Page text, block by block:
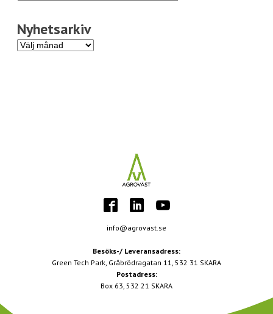
Nyhetsarkiv
Nyhetsarkiv
info@agrovast.se
Besöks-/ Leveransadress:
Green Tech Park, Gråbrödragatan 11, 532 31 SKARA
Postadress:
Box 63, 532 21 SKARA